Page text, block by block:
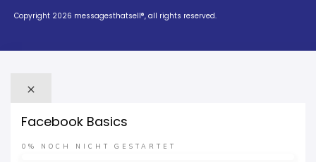
Copyright 2026 messagesthatsell®, all rights reserved.
Facebook Basics
0% NOCH NICHT GESTARTET